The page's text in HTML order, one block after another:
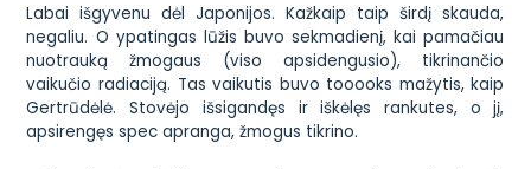
Labai išgyvenu dėl Japonijos. Kažkaip taip širdį skauda,
negaliu. O ypatingas lūžis buvo sekmadienį, kai pamačiau
nuotrauką žmogaus (viso apsidengusio), tikrinančio
vaikučio radiaciją. Tas vaikutis buvo tooooks mažytis, kaip
Gertrūdėlė. Stovėjo išsigandęs ir iškėlęs rankutes, o jį,
apsirengęs spec apranga, žmogus tikrino.